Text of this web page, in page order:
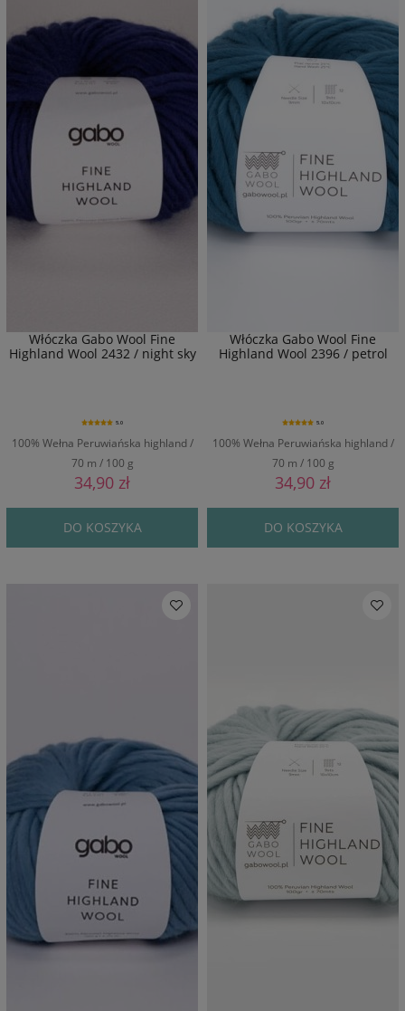
Włóczka Gabo Wool Fine
Highland Wool 2432 / night sky
100% Wełna Peruwiańska highland /
70 m / 100 g
5.0
34,90 zł
DO KOSZYKA
Włóczka Gabo Wool Fine
Highland Wool 2396 / petrol
100% Wełna Peruwiańska highland /
70 m / 100 g
5.0
34,90 zł
DO KOSZYKA